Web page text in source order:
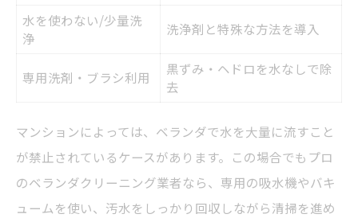
水を使わない/少量洗
浄
洗浄剤と特殊な方法を導入
専用洗剤・ブラシ利用
黒ずみ・ヘドロを水なしで除
去
マンションによっては、ベランダで水を大量に流すこと
が禁止されているケースがあります。この場合でもプロ
のベランダクリーニング業者なら、専用の吸水機やバキ
ュームを使い、汚水をしっかり回収しながら清掃を進め